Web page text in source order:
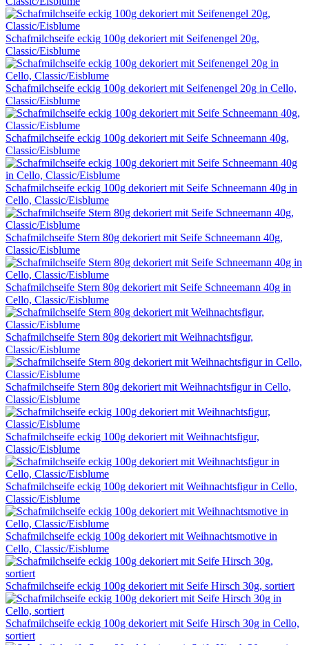
Schafmilchseife eckig 100g dekoriert mit Seifenengel 20g,
Classic/Eisblume
Schafmilchseife eckig 100g dekoriert mit Seifenengel 20g in Cello,
Classic/Eisblume
Schafmilchseife eckig 100g dekoriert mit Seife Schneemann 40g,
Classic/Eisblume
Schafmilchseife eckig 100g dekoriert mit Seife Schneemann 40g in
Cello, Classic/Eisblume
Schafmilchseife Stern 80g dekoriert mit Seife Schneemann 40g,
Classic/Eisblume
Schafmilchseife Stern 80g dekoriert mit Seife Schneemann 40g in
Cello, Classic/Eisblume
Schafmilchseife Stern 80g dekoriert mit Weihnachtsfigur,
Classic/Eisblume
Schafmilchseife Stern 80g dekoriert mit Weihnachtsfigur in Cello,
Classic/Eisblume
Schafmilchseife eckig 100g dekoriert mit Weihnachtsfigur,
Classic/Eisblume
Schafmilchseife eckig 100g dekoriert mit Weihnachtsfigur in Cello,
Classic/Eisblume
Schafmilchseife eckig 100g dekoriert mit Weihnachtsmotive in
Cello, Classic/Eisblume
Schafmilchseife eckig 100g dekoriert mit Seife Hirsch 30g, sortiert
Schafmilchseife eckig 100g dekoriert mit Seife Hirsch 30g in Cello,
sortiert